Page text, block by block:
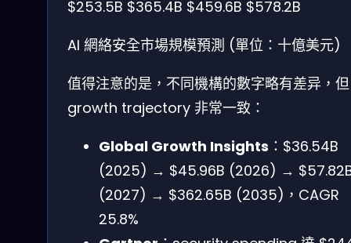
$253.5B $365.4B $459.6B $578.2B
AI 網絡安全市場規模預測 (單位：十億美元)
值得注意的是，不同機構的數字略有差异，但
growth trajectory 非常一致：
Global Growth Insights ：$36.54B
(2025) → $45.96B (2026) →
(2027) → $362.65B (2035)，CAGR
25.8%